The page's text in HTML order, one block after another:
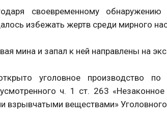
своевременному обнаружению
избежать жертв среди мирного
мина и запал к ней направлены на
уголовное производство по
ч. 1 ст. 263
взрывчатыми веществами»